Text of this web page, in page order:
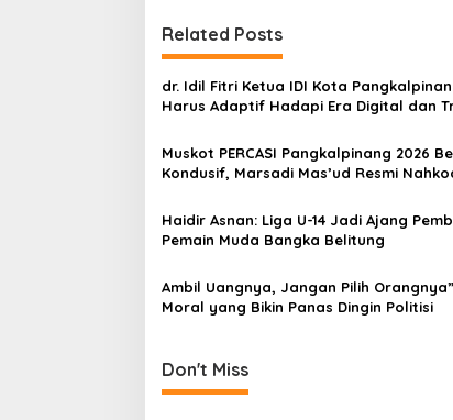
t
n
a
v
i
g
t
o
Related Posts
dr. Idil Fitri Ketua IDI Kota
Harus Adaptif Hadapi Era Digital dan
Muskot PERCASI Pangkalpinang 2026
Kondusif, Marsadi Mas’ud Resmi
Haidir Asnan: Liga U-14 Jadi Ajang
Pemain Muda Bangka Belitung
Ambil Uangnya, Jangan Pilih
Moral yang Bikin Panas Dingin Politisi
Don't Miss